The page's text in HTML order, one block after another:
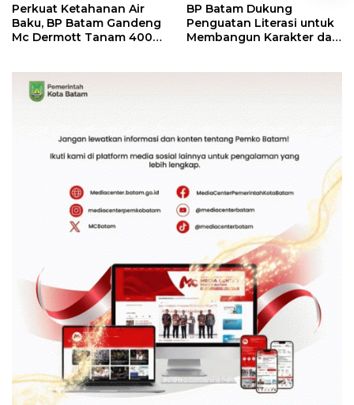
Perkuat Ketahanan Air
Baku, BP Batam Gandeng
Mc Dermott Tanam 400
BP Batam Dukung
Penguatan Literasi untuk
Membangun Karakter dan